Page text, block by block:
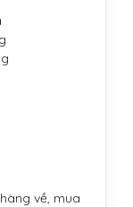
về, mua